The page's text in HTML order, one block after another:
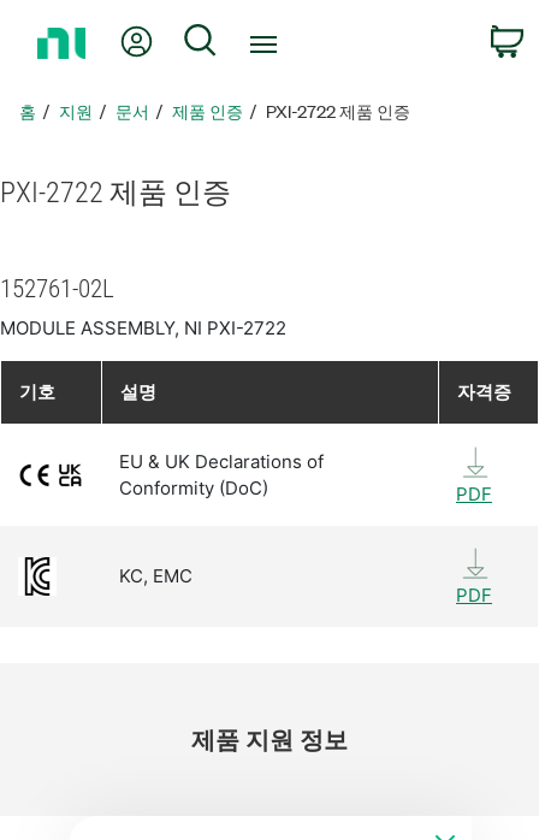
지
아
내 계정 검색
홈 지원 문서 제품 인증 PXI-2722 제품 인증
PXI-2722 제품 인증
152761-02L
MODULE ASSEMBLY, NI PXI-2722
기호 설명 자격증
EU & UK Declarations of
Conformity (DoC)
PDF
KC, EMC
PDF
제품 지원 정보